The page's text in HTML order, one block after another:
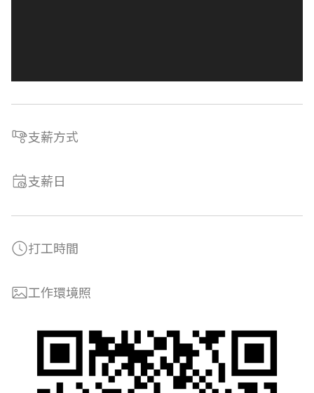
支薪方式
支薪日
打工時間
工作環境照